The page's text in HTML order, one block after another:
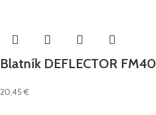
Blatník DEFLECTOR FM40
20,45€